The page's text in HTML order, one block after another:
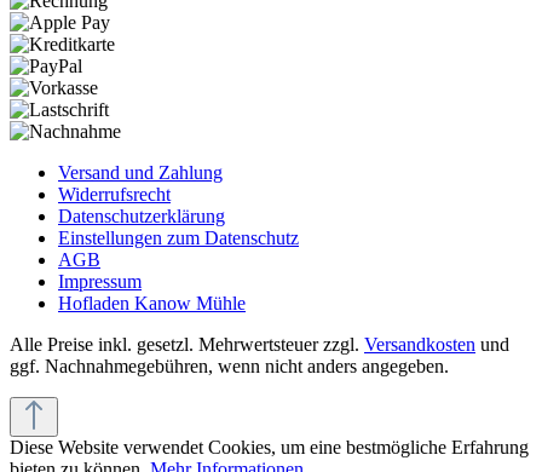
Versand und Zahlung
Widerrufsrecht
Datenschutzerklärung
Einstellungen zum Datenschutz
AGB
Impressum
Hofladen Kanow Mühle
Alle Preise inkl. gesetzl. Mehrwertsteuer zzgl. Versandkosten und
ggf. Nachnahmegebühren, wenn nicht anders angegeben.
Diese Website verwendet Cookies, um eine bestmögliche Erfahrung